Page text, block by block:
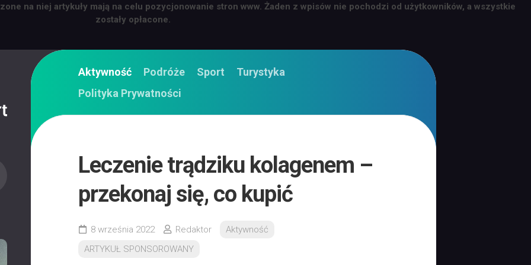
na niej artykuły mają na celu pozycjonowanie stron www. Żaden z wpisów nie pochodzi od użytkowników, a wszystkie
zostały opłacone.
Aktywność Podróże Sport
Turystyka
Polityka Prywatności
Leczenie trądziku kolagenem –
przekonaj się, co kupić
8 września 2022 Redaktor
Aktywność
ARTYKUŁ SPONSOROWANY